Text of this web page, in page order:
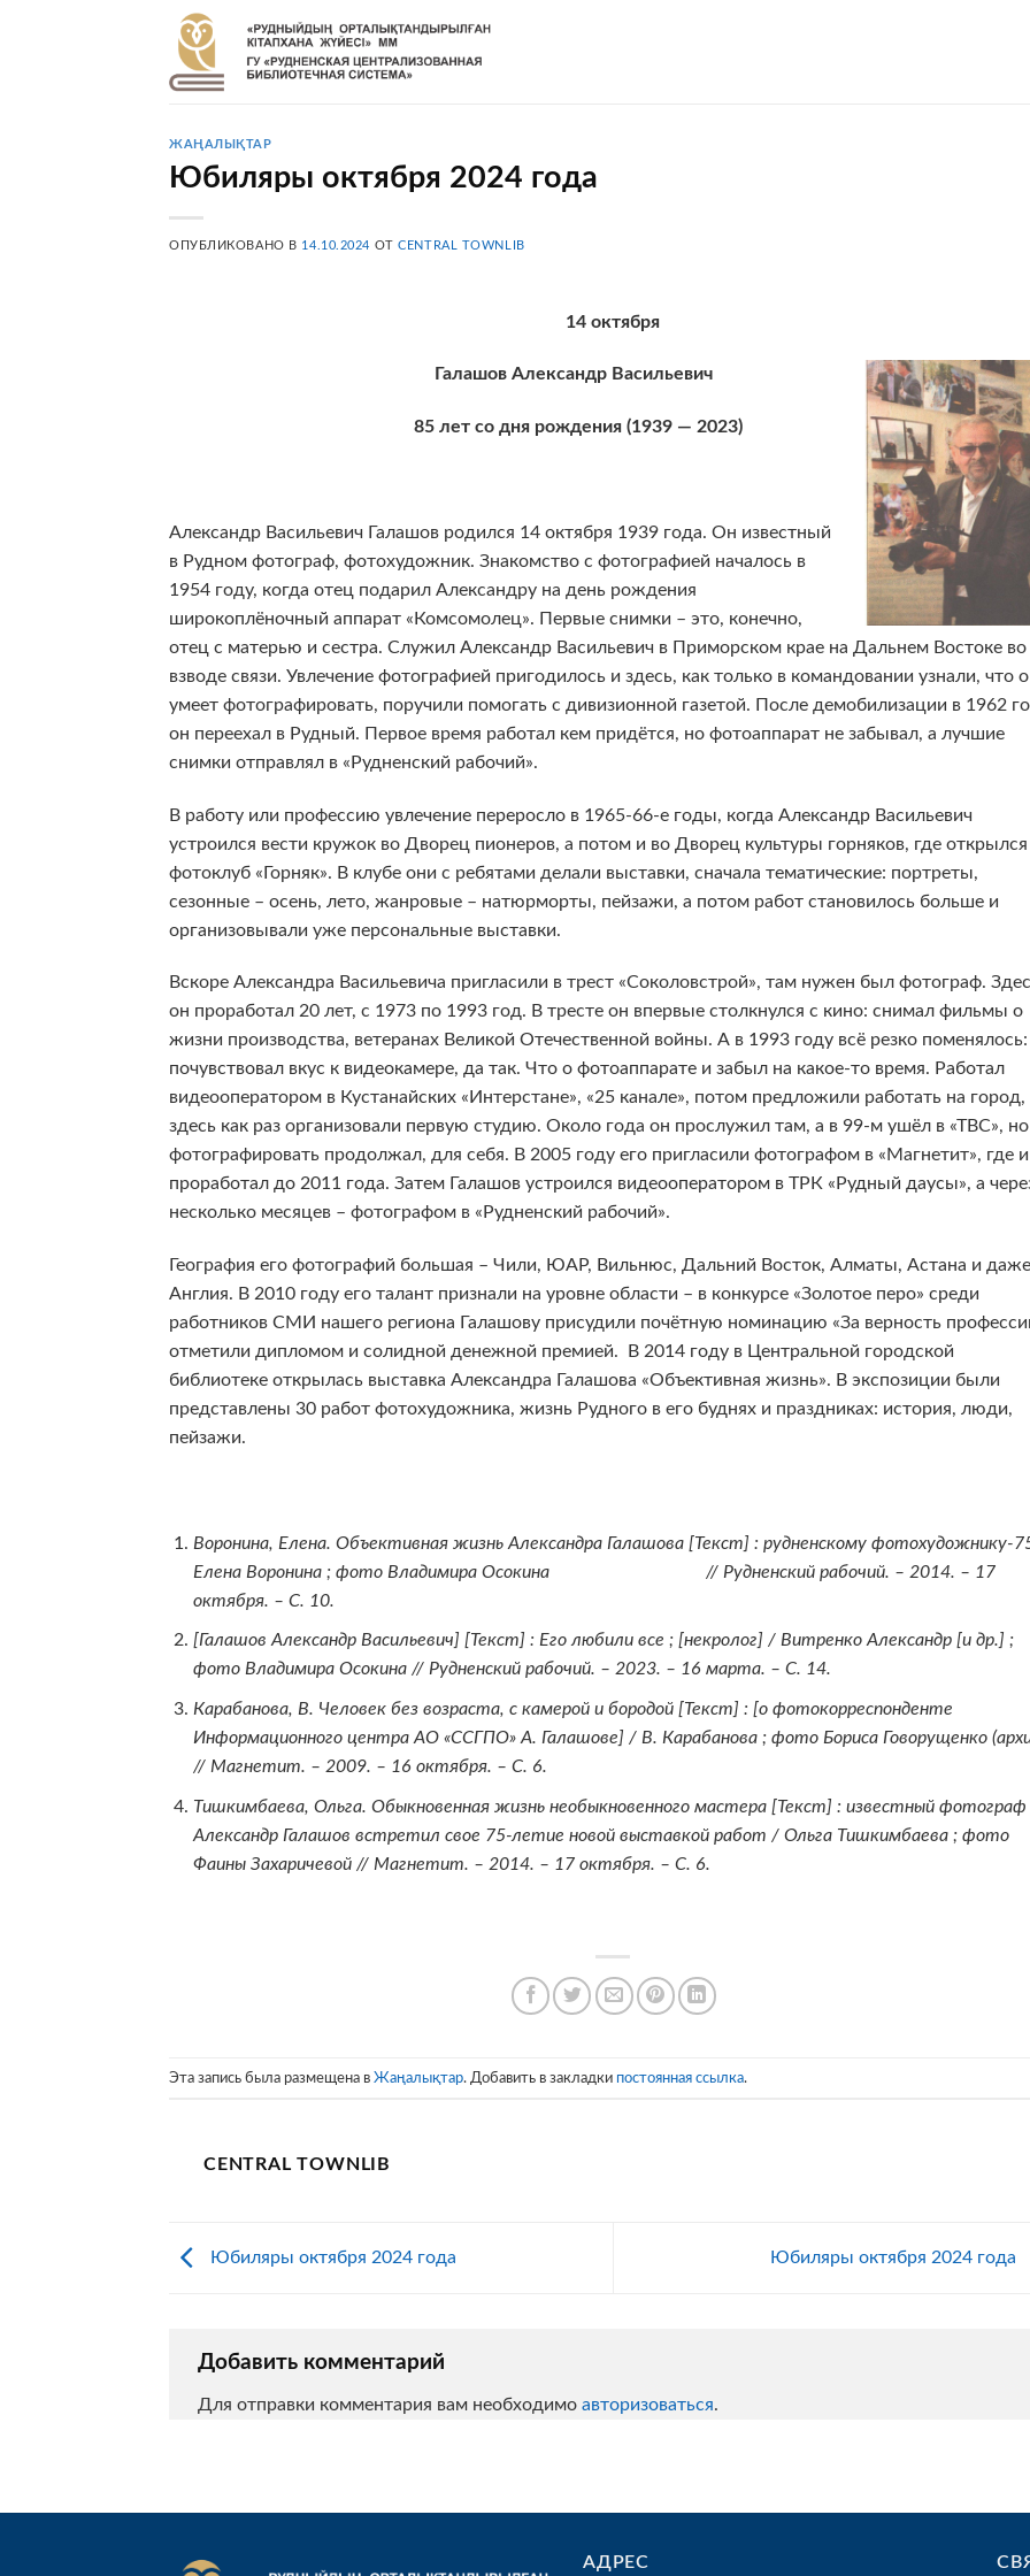
ЖАҢАЛЫҚТАР
Юбиляры октября 2024 года
ОПУБЛИКОВАНО В 14.10.2024 ОТCENTRAL TOWNLIB
14 октября
Галашов Александр Васильевич
85 лет со дня рождения (1939 — 2023)
Александр Васильевич Галашов родился 14 октября 1939 года. Он известный
в Рудном фотограф, фотохудожник. Знакомство с фотографией началось в
1954 году, когда отец подарил Александру на день рождения
широкоплёночный аппарат «Комсомолец». Первые снимки – это, конечно,
отец с матерью и сестра. Служил Александр Васильевич в Приморском крае на Дальнем Востоке во
взводе связи. Увлечение фотографией пригодилось и здесь, как только в командовании узнали, что
умеет фотографировать, поручили помогать с дивизионной газетой. После демобилизации в 1962
он переехал в Рудный. Первое время работал кем придётся, но фотоаппарат не забывал, а лучшие
снимки отправлял в «Рудненский рабочий».
В работу или профессию увлечение переросло в 1965-66-е годы, когда Александр Васильевич
устроился вести кружок во Дворец пионеров, а потом и во Дворец культуры горняков, где открылся
фотоклуб «Горняк». В клубе они с ребятами делали выставки, сначала тематические: портреты,
сезонные – осень, лето, жанровые – натюрморты, пейзажи, а потом работ становилось больше и
организовывали уже персональные выставки.
Вскоре Александра Васильевича пригласили в трест «Соколовстрой», там нужен был фотограф.
он проработал 20 лет, с 1973 по 1993 год. В тресте он впервые столкнулся с кино: снимал фильмы о
жизни производства, ветеранах Великой Отечественной войны. А в 1993 году всё резко поменялось:
почувствовал вкус к видеокамере, да так. Что о фотоаппарате и забыл на какое-то время. Работал
видеооператором в Кустанайских «Интерстане», «25 канале», потом предложили работать на город,
здесь как раз организовали первую студию. Около года он прослужил там, а в 99-м ушёл в «ТВС», но
фотографировать продолжал, для себя. В 2005 году его пригласили фотографом в «Магнетит», где и
проработал до 2011 года. Затем Галашов устроился видеооператором в ТРК «Рудный даусы», а
несколько месяцев – фотографом в «Рудненский рабочий».
География его фотографий большая – Чили, ЮАР, Вильнюс, Дальний Восток, Алматы, Астана и даже
Англия. В 2010 году его талант признали на уровне области – в конкурсе «Золотое перо» среди
работников СМИ нашего региона Галашову присудили почётную номинацию «За верность
отметили дипломом и солидной денежной премией. В 2014 году в Центральной городской
библиотеке открылась выставка Александра Галашова «Объективная жизнь». В экспозиции были
представлены 30 работ фотохудожника, жизнь Рудного в его буднях и праздниках: история, люди,
пейзажи.
Воронина, Елена. Объективная жизнь Александра Галашова [Текст] : рудненскому фотохудожнику-
Елена Воронина ; фото Владимира Осокина // Рудненский рабочий. – 2014. – 17
октября. – С. 10.
[Галашов Александр Васильевич] [Текст] : Его любили все ; [некролог] / Витренко Александр [и др.] ;
фото Владимира Осокина // Рудненский рабочий. – 2023. – 16 марта. – С. 14.
Карабанова, В. Человек без возраста, с камерой и бородой [Текст] : [о фотокорреспонденте
Информационного центра АО «ССГПО» А. Галашове] / В. Карабанова ; фото Бориса Говорущенко
// Магнетит. – 2009. – 16 октября. – С. 6.
Тишкимбаева, Ольга. Обыкновенная жизнь необыкновенного мастера [Текст] : известный фотограф
Александр Галашов встретил свое 75-летие новой выставкой работ / Ольга Тишкимбаева ; фото
Фаины Захаричевой // Магнетит. – 2014. – 17 октября. – С. 6.
Эта запись была размещена в Жаңалықтар. Добавить в закладки постоянная ссылка.
CENTRAL TOWNLIB
Юбиляры октября 2024 года Юбиляры октября 2024 года
Добавить комментарий
Для отправки комментария вам необходимо авторизоваться.
АДРЕС